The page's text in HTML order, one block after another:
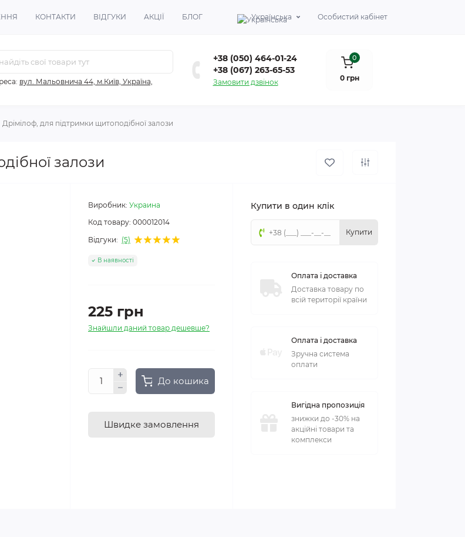
КОНТАКТИ ВІДГУКИ АКЦІЇ БЛОГ Українська Особистий кабінет
вул. Мальовнича 44, м.Київ, Україна,
+38 (050) 464-01-24
+38 (067) 263-65-53
Замовити дзвінок
0
0 грн
Дрімілоф, для підтримки щитоподібної залози
залози
Виробник: Украина
Код товару: 000012014
Відгуки: (5)
В наявності
225 грн
Знайшли даний товар дешевше?
До кошика
Швидке замовлення
Купити в один клік
Купити
Оплата і доставка
Доставка товару по
всій території країни
Оплата і доставка
Зручна система
оплати
Вигідна пропозиція
знижки до -30% на
акційні товари та
комплекси